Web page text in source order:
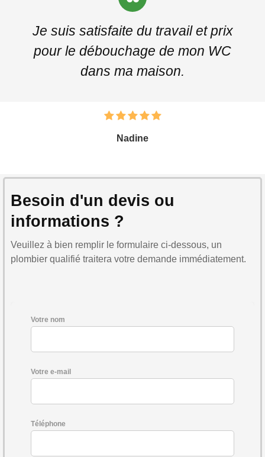
Je suis satisfaite du travail et prix
pour le débouchage de mon WC
dans ma maison.
Nadine
Besoin d'un devis ou
informations ?
Veuillez à bien remplir le formulaire ci-dessous, un
plombier qualifié traitera votre demande immédiatement.
Votre nom
Votre e-mail
Téléphone